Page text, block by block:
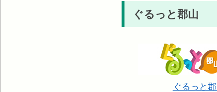
ぐるっと郡山
ぐるっと